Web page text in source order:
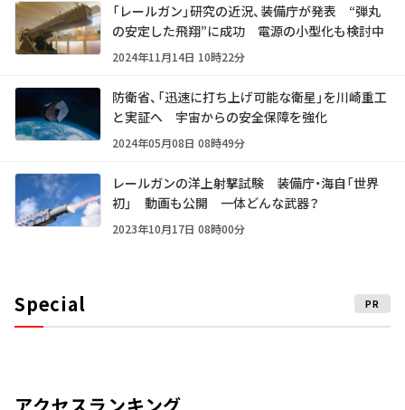
「レールガン」研究の近況、装備庁が発表 “弾丸
の安定した飛翔”に成功 電源の小型化も検討中
2024年11月14日 10時22分
防衛省、「迅速に打ち上げ可能な衛星」を川崎重工
と実証へ 宇宙からの安全保障を強化
2024年05月08日 08時49分
レールガンの洋上射撃試験 装備庁・海自「世界
初」 動画も公開 一体どんな武器？
2023年10月17日 08時00分
Special PR